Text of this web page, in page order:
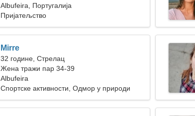
Albufeira, Португалија
Пријатељство
Mirre
32 године, Стрелац
Жена тражи пар 34-39
Albufeira
Спортске активности, Одмор у природи